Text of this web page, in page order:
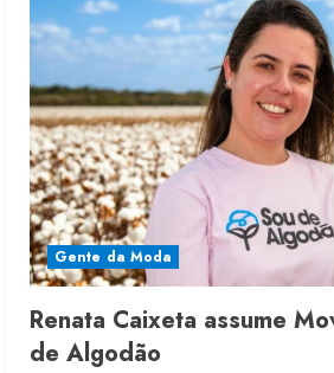
Gente da Moda
Renata Caixeta assume
de Algodão